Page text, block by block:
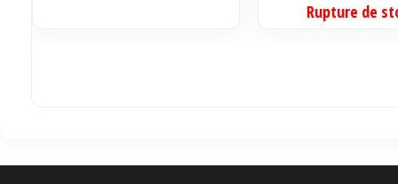
Rupture de